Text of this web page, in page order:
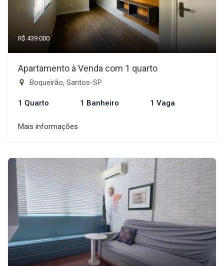
R$ 439.000
Apartamento à Venda com 1 quarto
Boqueirão, Santos-SP
1 Quarto 1 Banheiro 1 Vaga
Mais informações